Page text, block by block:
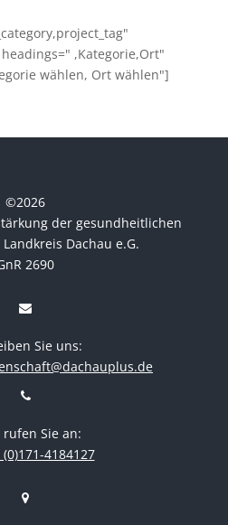
,Kategorie,Ort"
wählen, Ort wählen"]
©2026
der gesundheitlichen
Dachau e.G.
2690
Sie uns:
rufen Sie an:
4184127